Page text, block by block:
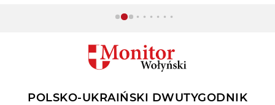
POLSKO-UKRAIŃSKI DWUTYGODNIK